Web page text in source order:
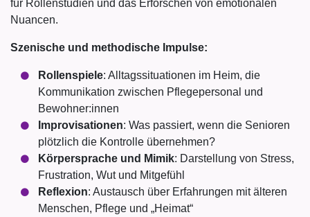
für Rollenstudien und das Erforschen von emotionalen
Nuancen.
Szenische und methodische Impulse:
Rollenspiele: Alltagssituationen im Heim, die
Kommunikation zwischen Pflegepersonal und
Bewohner:innen
Improvisationen: Was passiert, wenn die Senioren
plötzlich die Kontrolle übernehmen?
Körpersprache und Mimik: Darstellung von Stress,
Frustration, Wut und Mitgefühl
Reflexion: Austausch über Erfahrungen mit älteren
Menschen, Pflege und „Heimat“